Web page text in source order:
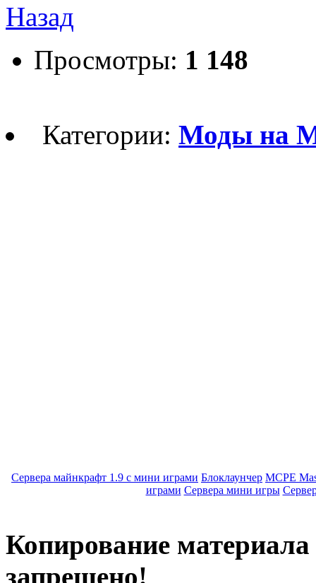
Назад
Просмотры: 1 148
Категории:Моды на
Сервера майнкрафт 1.9 с мини играми Блоклаунчер MCPE
играми Сервера мини игры
Копирование материала
запрещено!